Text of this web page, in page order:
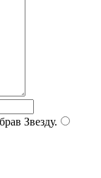
Звезду.